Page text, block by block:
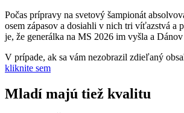
Počas prípravy na svetový šampionát
osem zápasov a dosiahli v nich tri víťazstvá a
je, že generálka na MS 2026 im vyšla a
V prípade, ak sa vám nezobrazil zdieľaný
kliknite sem
Mladí majú tiež kvalitu